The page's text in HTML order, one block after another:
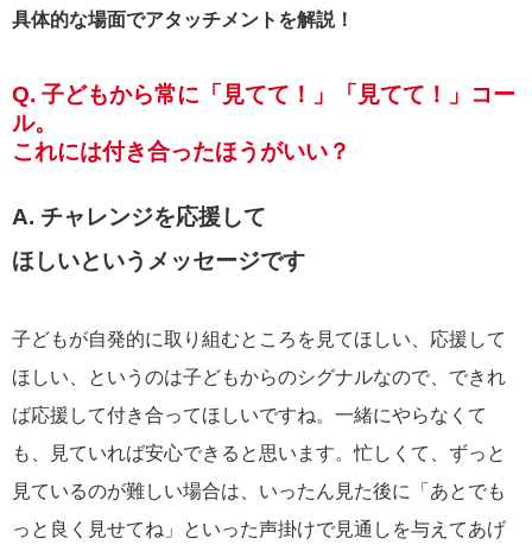
具体的な場面でアタッチメントを解説！
Q. 子どもから常に「見てて！」「見てて！」コー
ル。
これには付き合ったほうがいい？
A. チャレンジを応援して
ほしいという メッセージです
子どもが自発的に取り組むところを見てほしい、応援して
ほしい、というのは子どもからのシグナルなので、できれ
ば応援して付き合ってほしいですね。一緒にやらなくて
も、見ていれば安心できると思います。忙しくて、ずっと
見ているのが難しい場合は、いったん見た後に「あとでも
っと良く見せてね」といった声掛けで見通しを与えてあげ